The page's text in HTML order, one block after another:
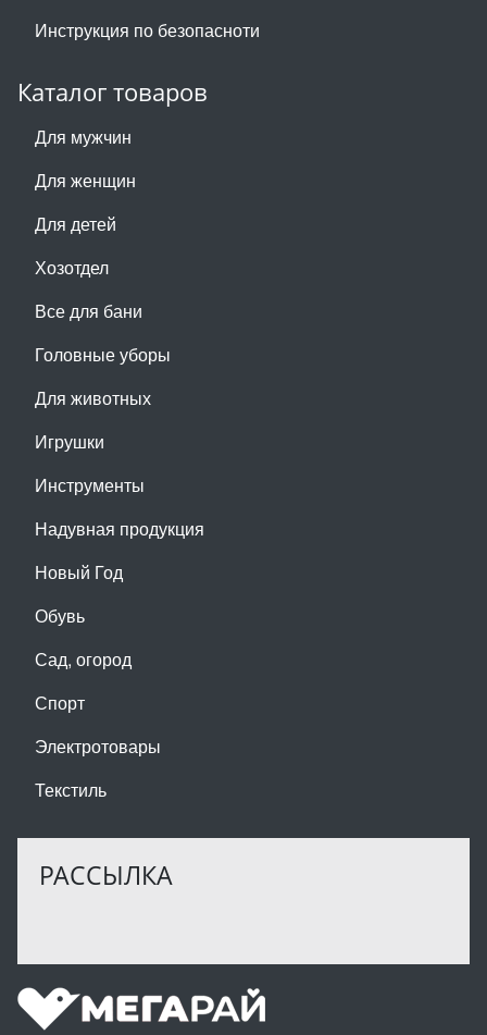
Инструкция по безопасноти
Каталог товаров
Для мужчин
Для женщин
Для детей
Хозотдел
Все для бани
Головные уборы
Для животных
Игрушки
Инструменты
Надувная продукция
Новый Год
Обувь
Сад, огород
Спорт
Электротовары
Текстиль
РАССЫЛКА